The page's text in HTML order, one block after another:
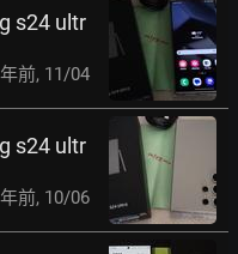
s24 ultr
前, 11/04
s24 ultr
前, 10/06